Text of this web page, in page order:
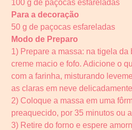
100 g de paçocas esfareladas
Para a decoração
50 g de paçocas esfareladas
Modo de Preparo
1) Prepare a massa: na tigela
creme macio e fofo. Adicione o
com a farinha, misturando
as claras em neve
2) Coloque a massa em uma
preaquecido, por 35 minutos ou
3) Retire do forno e espere